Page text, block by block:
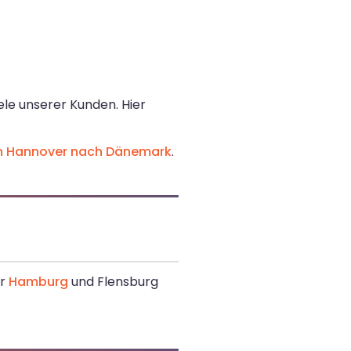
unserer Kunden. Hier
Hannover nach Dänemark.
Hamburg und Flensburg